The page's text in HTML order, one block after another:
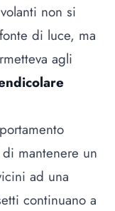
non si
di luce, ma
agli
mantenere un
ad una
continuano a